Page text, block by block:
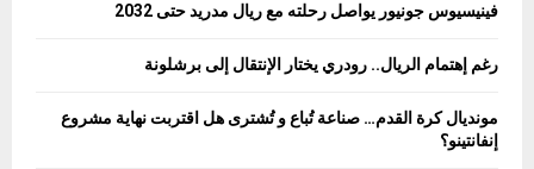
فينيسيوس جونيور يواصل رحلته مع ريال مدريد حتى 2032
رغم إهتمام الريال.. رودري يختار الإنتقال إلى برشلونة
مونديال كرة القدم… صناعة تُباع و تُشترى هل اقتربت نهاية مشروع
إنفانتينو؟